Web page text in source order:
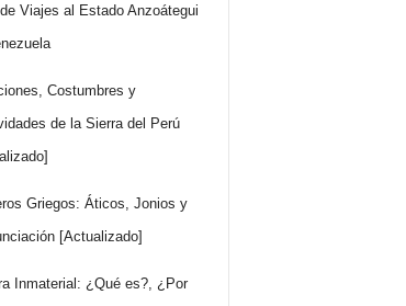
Viajes al Estado Anzoátegui
Costumbres y
de la Sierra del Perú
Griegos: Áticos, Jonios y
[Actualizado]
Inmaterial: ¿Qué es?, ¿Por